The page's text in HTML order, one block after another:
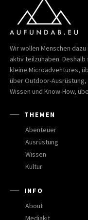
Wir wollen Menschen
aktiv teilzuhaben.
kleine Microadventures,
über Outdoor-
Wissen und Know-How,
THEMEN
Abenteuer
Ausrüstung
Wissen
Kultur
INFO
About
Mediakit